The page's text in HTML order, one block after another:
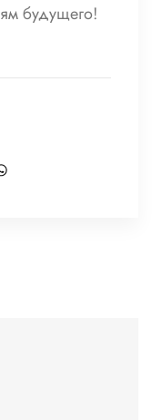
будущего!